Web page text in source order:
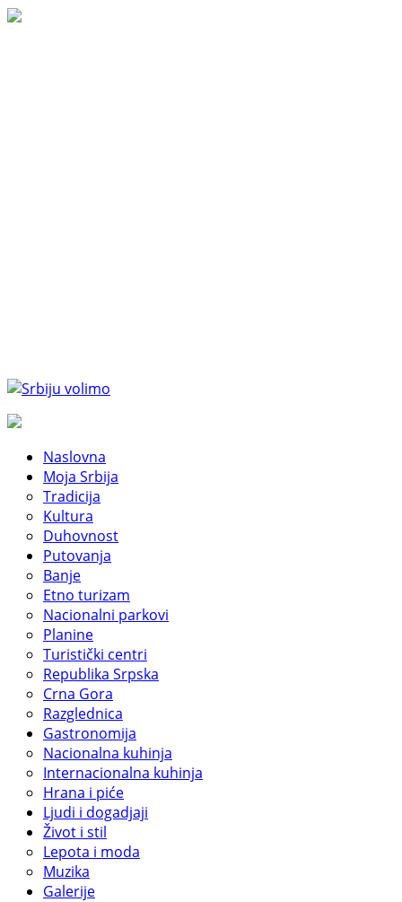
Naslovna
Moja Srbija
Tradicija
Kultura
Duhovnost
Putovanja
Banje
Etno turizam
Nacionalni parkovi
Planine
Turistički centri
Republika Srpska
Crna Gora
Razglednica
Gastronomija
Nacionalna kuhinja
Internacionalna kuhinja
Hrana i piće
Ljudi i dogadjaji
Život i stil
Lepota i moda
Muzika
Galerije